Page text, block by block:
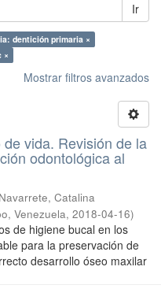
Ir
dentición primaria ×
×
Mostrar filtros avanzados
vida. Revisión de la
odontológica al
Navarrete, Catalina
Venezuela, 2018-04-16)
de higiene bucal en los
para la preservación de
desarrollo óseo maxilar